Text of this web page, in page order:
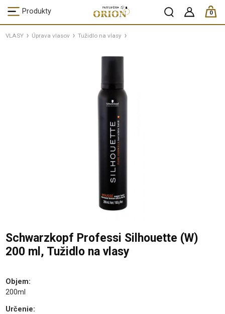
Produkty 0
ks /
VLASY Úprava vlasov Tužidlo na vlasy
Schwarzkopf Professi Silhouette (W)
200 ml, Tužidlo na vlasy
Objem:
200ml
Určenie: